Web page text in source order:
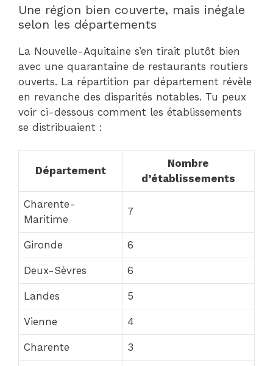
Une région bien couverte, mais inégale
selon les départements
La Nouvelle-Aquitaine s’en tirait plutôt bien
avec une quarantaine de restaurants routiers
ouverts. La répartition par département révèle
en revanche des disparités notables. Tu peux
voir ci-dessous comment les établissements
se distribuaient :
Département
Nombre
d’établissements
Charente-
Maritime
7
Gironde 6
Deux-Sèvres 6
Landes 5
Vienne 4
Charente 3